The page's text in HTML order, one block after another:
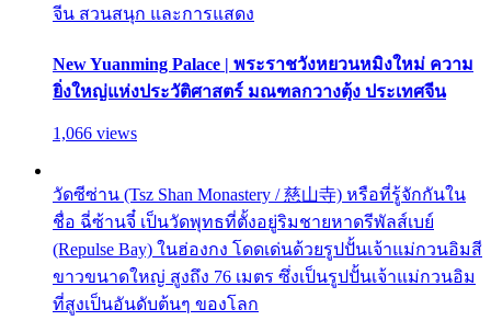
จีน สวนสนุก และการแสดง
New Yuanming Palace | พระราชวังหยวนหมิงใหม่ ความ
ยิ่งใหญ่แห่งประวัติศาสตร์ มณฑลกวางตุ้ง ประเทศจีน
1,066 views
วัดซีซ่าน (Tsz Shan Monastery / 慈山寺) หรือที่รู้จักกันใน
ชื่อ ฉี่ซ้านจี๋ เป็นวัดพุทธที่ตั้งอยู่ริมชายหาดรีพัลส์เบย์
(Repulse Bay) ในฮ่องกง โดดเด่นด้วยรูปปั้นเจ้าแม่กวนอิมสี
ขาวขนาดใหญ่ สูงถึง 76 เมตร ซึ่งเป็นรูปปั้นเจ้าแม่กวนอิม
ที่สูงเป็นอันดับต้นๆ ของโลก